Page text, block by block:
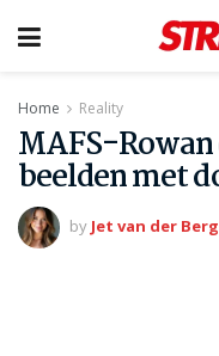
Home Reality
MAFS-
beelden met
by Jet van der Berg